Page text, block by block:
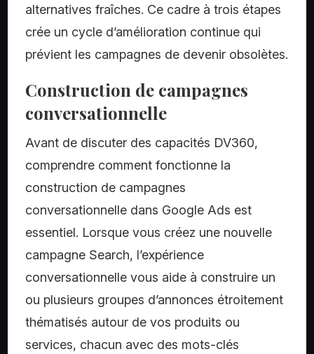
alternatives fraîches. Ce cadre à trois étapes
crée un cycle d’amélioration continue qui
prévient les campagnes de devenir obsolètes.
Construction de campagnes
conversationnelle
Avant de discuter des capacités DV360,
comprendre comment fonctionne la
construction de campagnes
conversationnelle dans Google Ads est
essentiel. Lorsque vous créez une nouvelle
campagne Search, l’expérience
conversationnelle vous aide à construire un
ou plusieurs groupes d’annonces étroitement
thématisés autour de vos produits ou
services, chacun avec des mots-clés